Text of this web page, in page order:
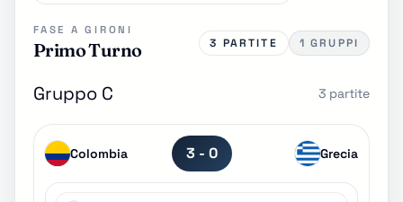
FASE A GIRONI
Primo Turno 3 PARTITE 1 GRUPPI
Gruppo C 3 partite
Colombia 3 - 0 Grecia